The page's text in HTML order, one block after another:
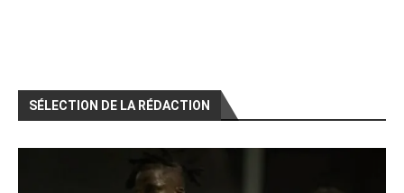
SÉLECTION DE LA RÉDACTION